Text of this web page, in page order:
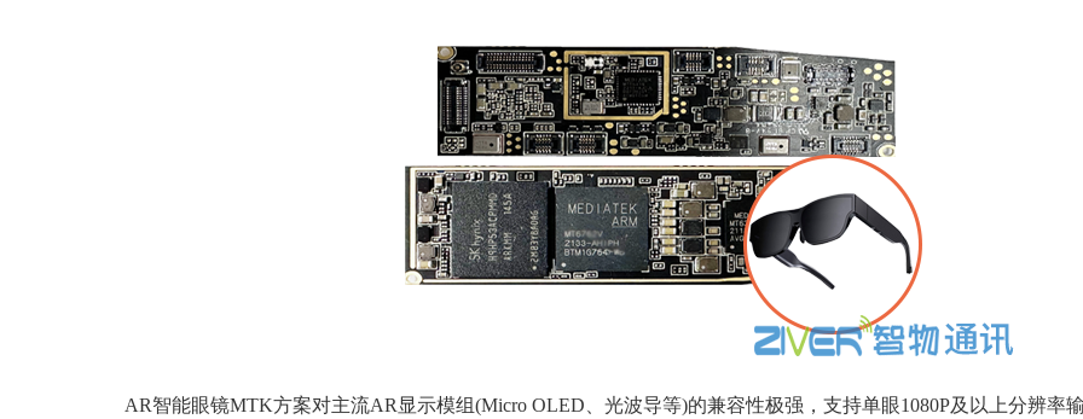
AR智能眼镜MTK方案对主流AR显示模组(Micro OLED、光波导等)的兼容性极强，支持单眼1080P及以上分辨率